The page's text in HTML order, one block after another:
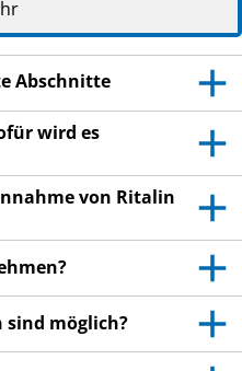
Ihnen persönlich
es nicht an Dritte weiter.
schaden, auch wenn
haben wie Sie.
bemerken, wenden Sie
Dies gilt auch
nicht in dieser
sind. Siehe Abschnitt
mit ADHS
Abschnitte
wird es
von Ritalin
sind möglich?